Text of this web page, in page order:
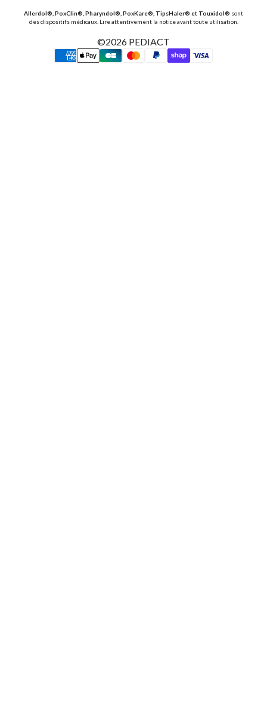
Allerdol®, PoxClin®, Pharyndol®, PoxKare®, TipsHaler® et Touxidol® sont
des dispositifs médicaux. Lire attentivement la notice avant toute utilisation.
©2026 PEDIACT